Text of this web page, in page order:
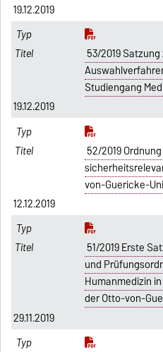
19.12.2019
53/2019
Studiengang
19.12.2019
52/2019
von-Guericke-
12.12.2019
51/2019 Erste
und
Humanmedizin
der Otto-von-
29.11.2019